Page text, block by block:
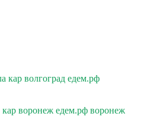
кар волгоград едем.рф
кар воронеж едем.рф воронеж